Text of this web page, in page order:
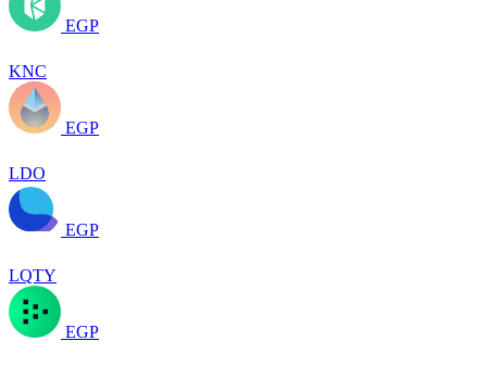
EGP
KNC
EGP
LDO
EGP
LQTY
EGP